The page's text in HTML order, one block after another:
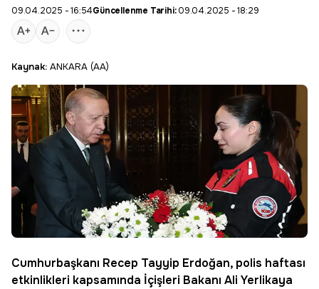
09.04.2025 - 16:54Güncellenme Tarihi:09.04.2025 - 18:29
Kaynak: ANKARA (AA)
Cumhurbaşkanı Recep Tayyip Erdoğan, polis haftası
etkinlikleri kapsamında İçişleri Bakanı Ali Yerlikaya